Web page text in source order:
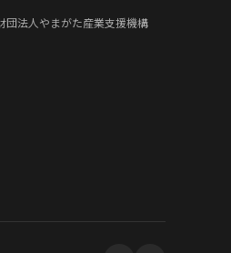
団法人やまがた産業支援機構